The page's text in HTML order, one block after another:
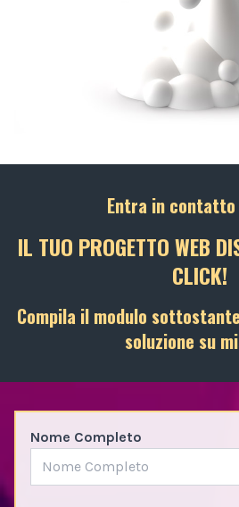
Entra in contatto
IL TUO PROGETTO WEB
CLICK!
Compila il modulo
soluzione su
Nome Completo